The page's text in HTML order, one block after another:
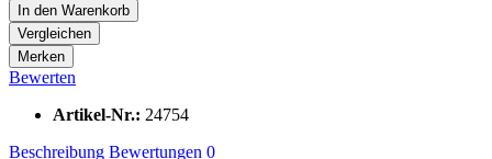
In den Warenkorb
Vergleichen
Merken
Bewerten
Artikel-Nr.: 24754
Beschreibung Bewertungen 0